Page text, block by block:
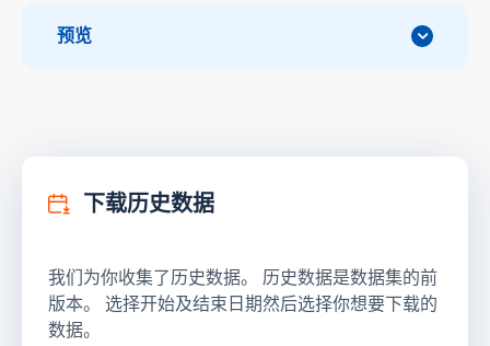
预览
下载历史数据
我们为你收集了历史数据。 历史数据是数据集的前
版本。 选择开始及结束日期然后选择你想要下载的
数据。